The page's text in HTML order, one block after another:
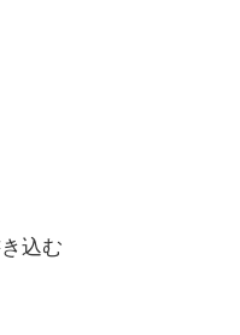
込む